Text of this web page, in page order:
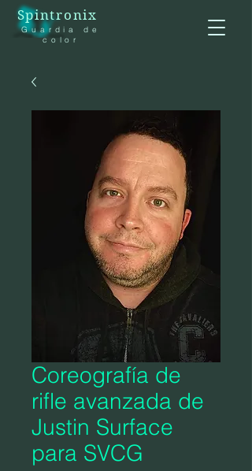
Spintronix
Guardia de
color
Coreografía de
rifle avanzada de
Justin Surface
para SVCG